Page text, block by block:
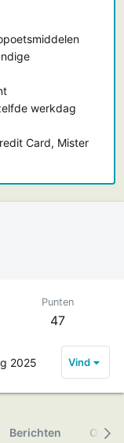
werkdag
Card, Mister
Punten
47
2025 Vind
Berichten Over